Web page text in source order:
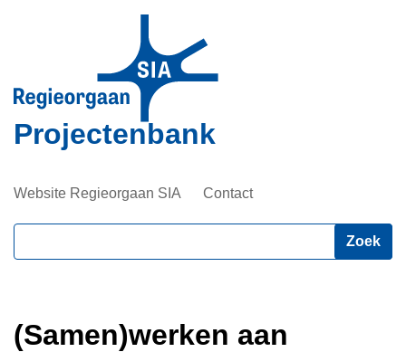
de
inhoud
gaan
Projectenbank
Website Regieorgaan SIA Contact
(Samen)werken aan